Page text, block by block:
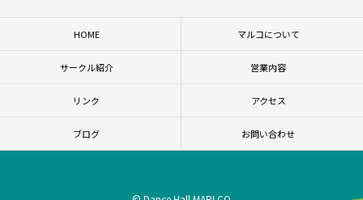
HOME マルコについて
サークル紹介 営業内容
リンク アクセス
ブログ お問い合わせ